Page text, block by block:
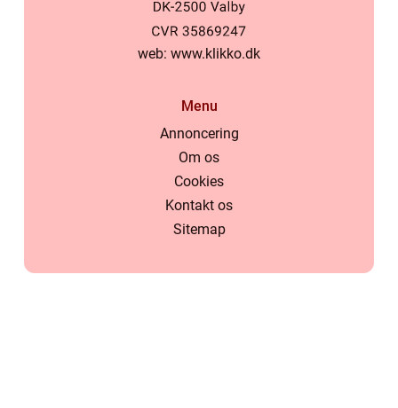
web: www.klikko.dk
Menu
Annoncering
Om os
Cookies
Kontakt os
Sitemap